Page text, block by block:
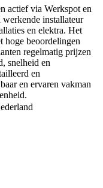
actief via Werkspot en
installateur
en elektra. Het
hoge beoordelingen
regelmatig prijzen
snelheid en
en
en ervaren vakman